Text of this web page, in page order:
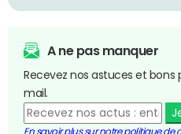
A ne pas manquer
Recevez nos astuces et
mail.
En savoir plus sur notre politique de